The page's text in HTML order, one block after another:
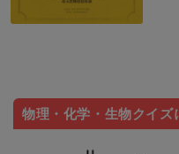
物理・化学・生物クイズ